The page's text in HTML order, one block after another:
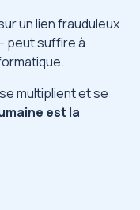
un lien frauduleux
peut suffire à
multiplient et se
est la